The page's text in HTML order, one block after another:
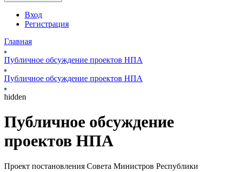
Вход
Регистрация
Главная
Публичное обсуждение проектов НПА
Публичное обсуждение проектов НПА
hidden
Публичное обсуждение
проектов НПА
Проект постановления Совета Министров Республики